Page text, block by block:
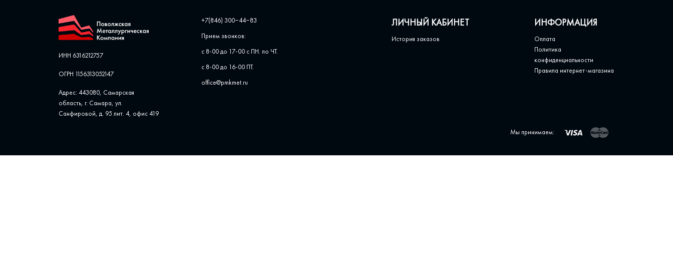
ИНН 6316212757
ОГРН 1156313052147
Адрес: 443080, Самарская
область, г. Самара, ул. ​
Санфировой, д. 95 лит. 4, офис ​419
+7(846) 300‒44‒83
Прием звонков:
с 8-00 до 17-00 с ПН. по ЧТ.
с 8-00 до 16-00 ПТ.
office@pmkmet.ru
ЛИЧНЫЙ КАБИНЕТ
История заказов
ИНФОРМАЦИЯ
Оплата
Политика
конфиденциальности
Правила интернет-магазина
Мы принимаем: